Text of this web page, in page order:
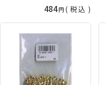
484 税込